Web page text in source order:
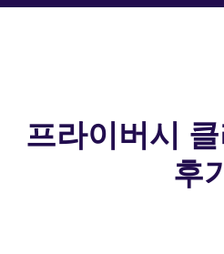
프라이버시
후기